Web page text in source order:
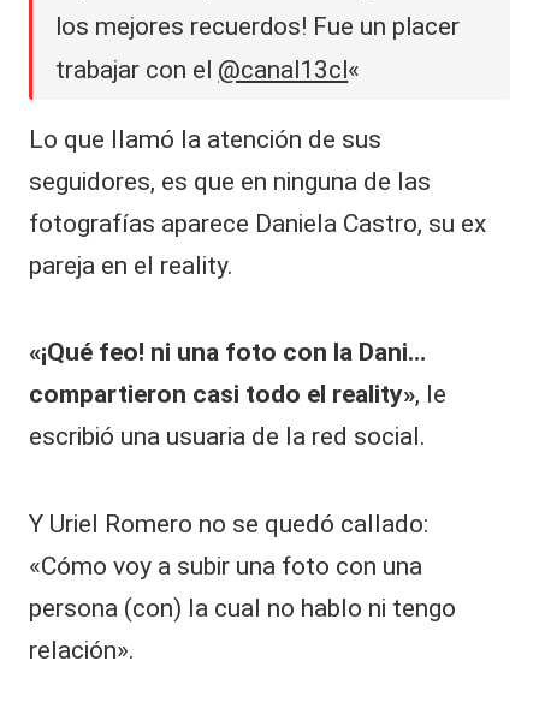
los mejores recuerdos! Fue un placer
trabajar con el @canal13cl«
Lo que llamó la atención de sus
seguidores, es que en ninguna de las
fotografías aparece Daniela Castro, su ex
pareja en el reality.
«¡Qué feo! ni una foto con la Dani…
compartieron casi todo el reality», le
escribió una usuaria de la red social.
Y Uriel Romero no se quedó callado:
«Cómo voy a subir una foto con una
persona (con) la cual no hablo ni tengo
relación».